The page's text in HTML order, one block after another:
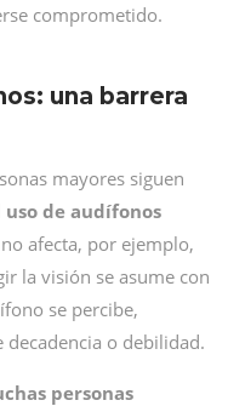
comprometido.
una barrera
mayores siguen
uso de audífonos
afecta, por ejemplo,
la visión se asume con
se percibe,
o debilidad.
personas